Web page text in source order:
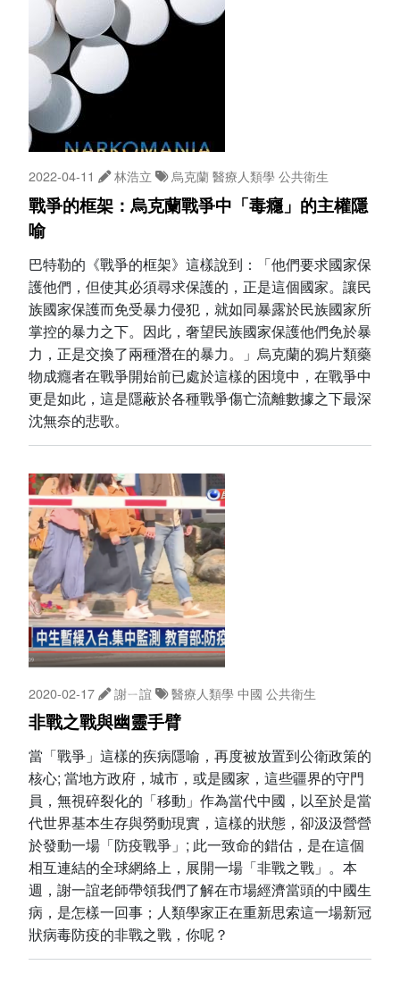
2022-04-11 林浩立 烏克蘭 醫療人類學公共衛生
戰爭的框架：烏克蘭戰爭中「毒癮」的主權隱
喻
巴特勒的《戰爭的框架》這樣說到：「他們要求國家保
護他們，但使其必須尋求保護的，正是這個國家。讓民
族國家保護而免受暴力侵犯，就如同暴露於民族國家所
掌控的暴力之下。因此，奢望民族國家保護他們免於暴
力，正是交換了兩種潛在的暴力。」烏克蘭的鴉片類藥
物成癮者在戰爭開始前已處於這樣的困境中，在戰爭中
更是如此，這是隱蔽於各種戰爭傷亡流離數據之下最深
沈無奈的悲歌。
2020-02-17 謝ㄧ誼 醫療人類學中國 公共衛生
非戰之戰與幽靈手臂
當「戰爭」這樣的疾病隱喻，再度被放置到公衛政策的
核心; 當地方政府，城市，或是國家，這些疆界的守門
員，無視碎裂化的「移動」作為當代中國，以至於是當
代世界基本生存與勞動現實，這樣的狀態，卻汲汲營營
於發動一場「防疫戰爭」; 此一致命的錯估，是在這個
相互連結的全球網絡上，展開一場「非戰之戰」。本
週，謝一誼老師帶領我們了解在市場經濟當頭的中國生
病，是怎樣一回事；人類學家正在重新思索這一場新冠
狀病毒防疫的非戰之戰，你呢？